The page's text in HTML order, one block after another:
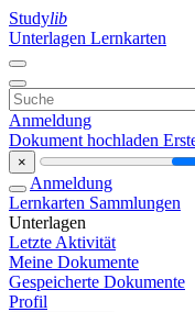
Studylib
Unterlagen Lernkarten
Anmeldung
Dokument hochladen
×
Anmeldung
Lernkarten Sammlungen
Unterlagen
Letzte Aktivität
Meine Dokumente
Gespeicherte Dokumente
Profil